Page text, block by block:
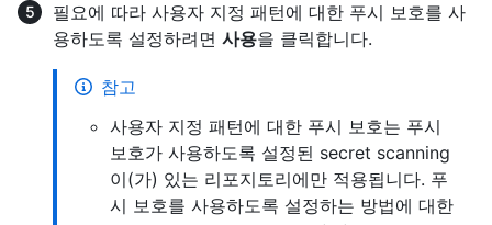
필요에 따라 사용자 지정 패턴에 대한 푸시 보호를 사
용하도록 설정하려면 사용을 클릭합니다.
참고
사용자 지정 패턴에 대한 푸시 보호는 푸시
보호가 사용하도록 설정된 secret scanning
이(가) 있는 리포지토리에만 적용됩니다. 푸
시 보호를 사용하도록 설정하는 방법에 대한